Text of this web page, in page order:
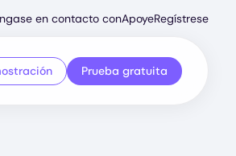
en contacto conApoyeRegístrese
Prueba gratuita